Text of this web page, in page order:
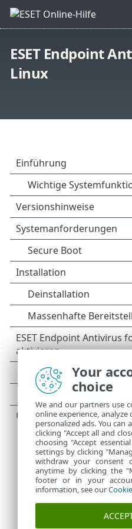
ESET Endpoint
Linux
Your
choice
We and our partners use
online experience,
personalized ads. You
clicking "Accept all and
choosing "Accept
settings by clicking
withdraw your consent
anytime by clicking the
footer or in your
information, see our